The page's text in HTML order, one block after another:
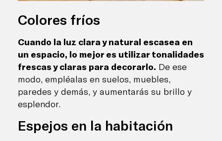
Colores fríos
Cuando la luz clara y natural escasea en
un espacio, lo mejor es utilizar tonalidades
frescas y claras para decorarlo. De ese
modo, empléalas en suelos, muebles,
paredes y demás, y aumentarás su brillo y
esplendor.
Espejos en la habitación